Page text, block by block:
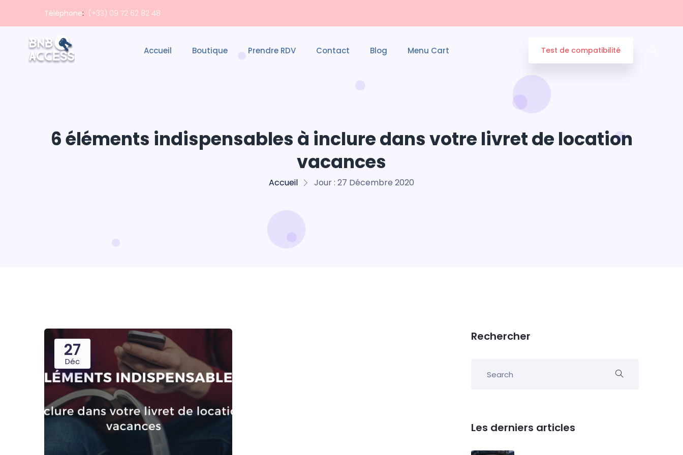
Téléphone: (+33) 09 72 62 82 48
Accueil Boutique Prendre RDV Contact Blog Menu Cart Test de compatibilité
6 éléments indispensables à inclure dans votre livret de location
vacances
Accueil Jour : 27 Décembre 2020
27
Déc
Rechercher
Les derniers articles